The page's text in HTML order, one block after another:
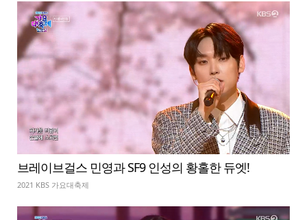
브레이브걸스 민영과 SF9 인성의 황홀한 듀엣!
2021 KBS 가요대축제